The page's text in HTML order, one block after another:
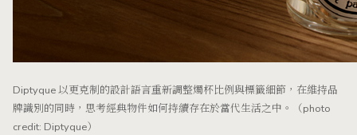
Diptyque 以更克制的設計語言重新調整燭杯比例與標籤細節，在維持品
牌識別的同時，思考經典物件如何持續存在於當代生活之中。（photo
credit: Diptyque）